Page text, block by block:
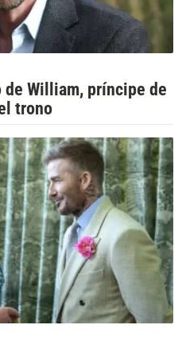
William, príncipe de
trono